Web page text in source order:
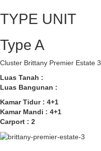
TYPE UNIT
Type A
Cluster Brittany Premier Estate 3
Luas Tanah :
Luas Bangunan :
Kamar Tidur : 4+1
Kamar Mandi : 4+1
Carport : 2